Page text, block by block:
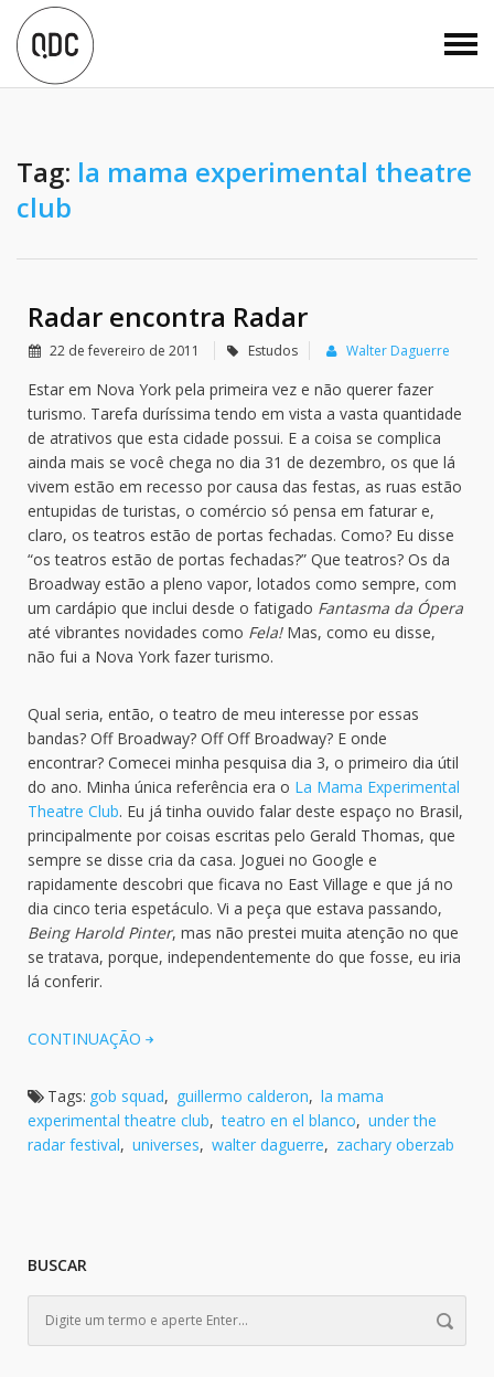
Tag: la mama experimental theatre
club
Radar encontra Radar
22 de fevereiro de 2011 Estudos Walter Daguerre
Estar em Nova York pela primeira vez e não querer fazer
turismo. Tarefa duríssima tendo em vista a vasta quantidade
de atrativos que esta cidade possui. E a coisa se complica
ainda mais se você chega no dia 31 de dezembro, os que lá
vivem estão em recesso por causa das festas, as ruas estão
entupidas de turistas, o comércio só pensa em faturar e,
claro, os teatros estão de portas fechadas. Como? Eu disse
“os teatros estão de portas fechadas?” Que teatros? Os da
Broadway estão a pleno vapor, lotados como sempre, com
um cardápio que inclui desde o fatigado Fantasma da Ópera
até vibrantes novidades como Fela! Mas, como eu disse,
não fui a Nova York fazer turismo.
Qual seria, então, o teatro de meu interesse por essas
bandas? Off Broadway? Off Off Broadway? E onde
encontrar? Comecei minha pesquisa dia 3, o primeiro dia útil
do ano. Minha única referência era o La Mama Experimental
Theatre Club. Eu já tinha ouvido falar deste espaço no Brasil,
principalmente por coisas escritas pelo Gerald Thomas, que
sempre se disse cria da casa. Joguei no Google e
rapidamente descobri que ficava no East Village e que já no
dia cinco teria espetáculo. Vi a peça que estava passando,
Being Harold Pinter, mas não prestei muita atenção no que
se tratava, porque, independentemente do que fosse, eu iria
lá conferir.
CONTINUAÇÃO
Tags: gob squad, guillermo calderon, la mama
experimental theatre club, teatro en el blanco, under the
radar festival, universes, walter daguerre, zachary oberzab
BUSCAR